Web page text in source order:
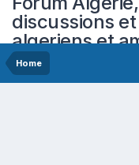
discussions
algeriens et
Home